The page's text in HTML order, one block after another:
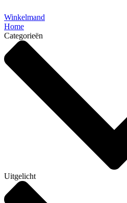
Winkelmand
Home
Categorieën
Uitgelicht